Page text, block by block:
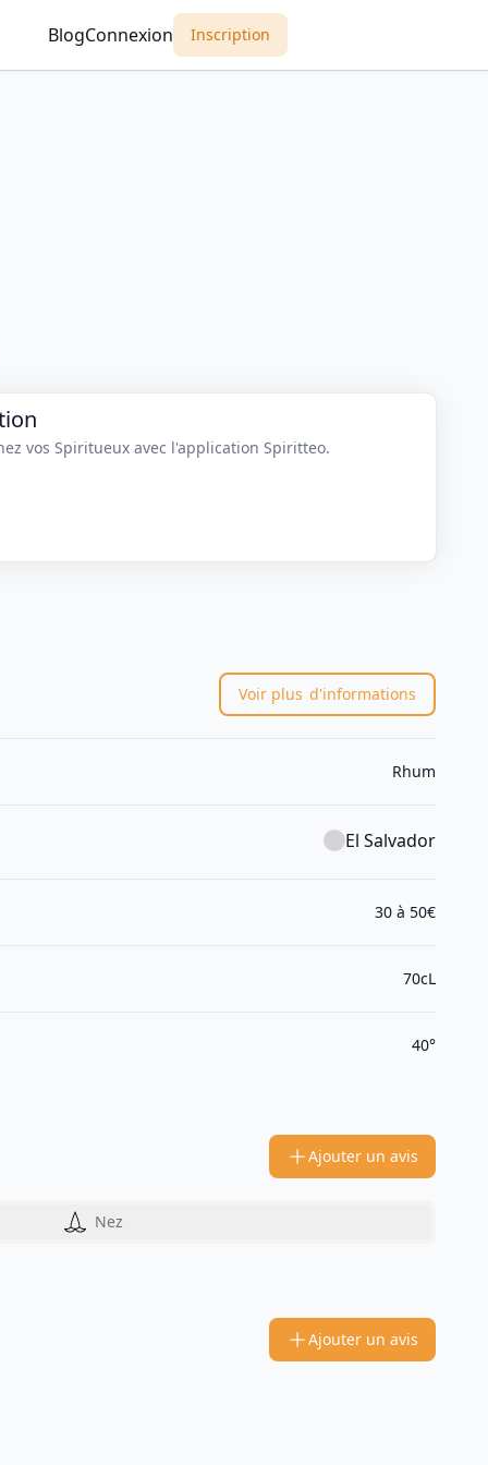
BlogConnexion Inscription
vos Spiritueux avec l'application Spiritteo.
Voir plus d'informations
Rhum
El Salvador
30 à 50€
70cL
40°
Ajouter un avis
Nez
Ajouter un avis